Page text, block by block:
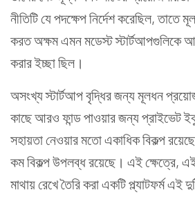
নীতিটি যে পদক্ষেপ নির্দেশ করেছিল, তাতে
করত অক্ষম এমন মডেস্ট স্টার্টআপগুলিকে
করার ইচ্ছা ছিল।
অসংখ্য স্টার্টআপ বৃদ্ধির জন্য মূলধন
কাছে আরও ফান্ড পাওয়ার জন্য প্রাইভেট
সহায়তা নেওয়ার মতো একাধিক বিকল্প
কম বিকল্প উপলব্ধ রয়েছে। এই ক্ষেত্রে,
মাথায় রেখে তৈরি করা একটি প্ল্যাটফর্ম এই